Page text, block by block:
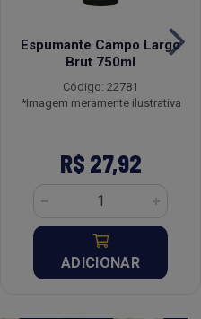
Espumante Campo Largo
Brut 750ml
Código: 22781
*Imagem meramente ilustrativa
R$ 27,92
ADICIONAR